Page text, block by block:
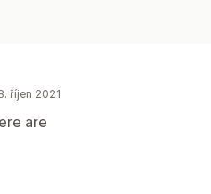
říjen 2021
are